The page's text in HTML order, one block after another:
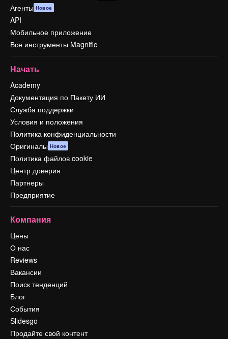
Агенты Новое
API
Мобильное приложение
Все инструменты Magnific
Начать
Academy
Документация по Пакету ИИ
Служба поддержки
Условия и положения
Политика конфиденциальности
Оригиналы Новое
Политика файлов cookie
Центр доверия
Партнеры
Предприятие
Компания
Цены
О нас
Reviews
Вакансии
Поиск тенденций
Блог
События
Slidesgo
Продайте свой контент